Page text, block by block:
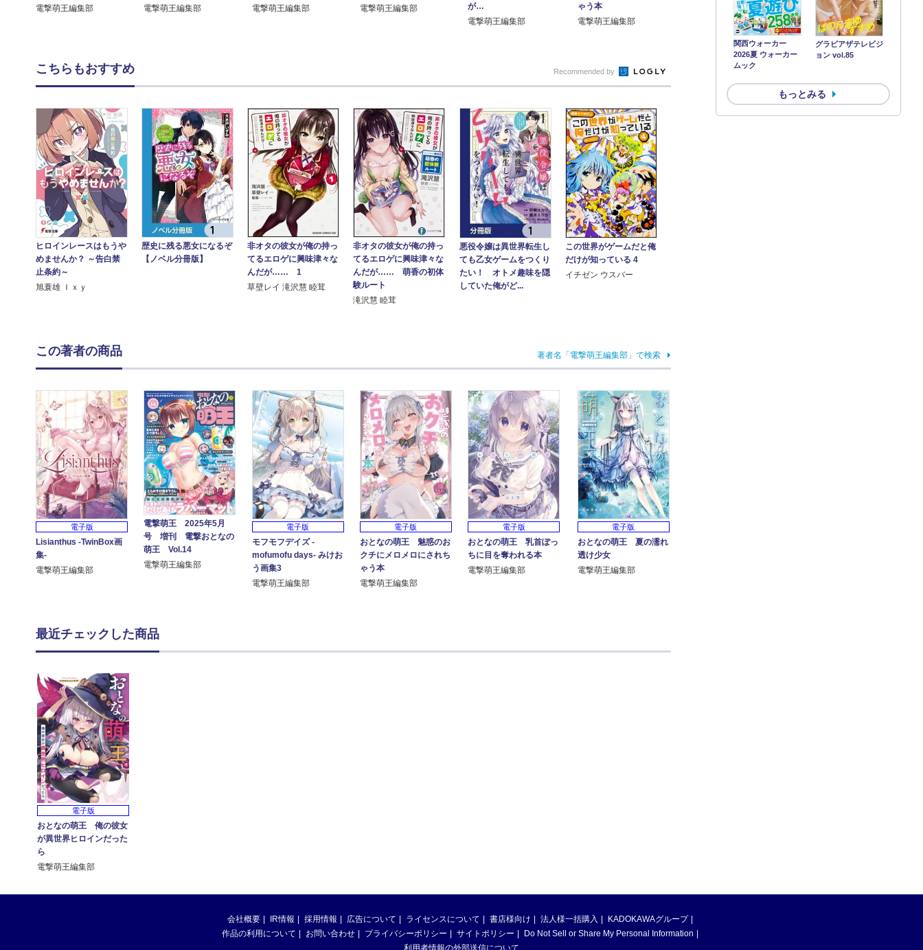
電撃萌王編集部
電撃萌王編集部
電撃萌王編集部
電撃萌王編集部
が…
電撃萌王編集部
ゃう本
電撃萌王編集部
関西ウォーカー
2026夏 ウォーカー
ムック
グラビアザテレビジ
ョン vol.85
もっとみる
こちらもおすすめ Recommended by
ヒロインレースはもうや
めませんか？ ～告白禁
止条約～
旭蓑雄 Ｉｘｙ
歴史に残る悪女になるぞ
【ノベル分冊版】
非オタの彼女が俺の持っ
てるエロゲに興味津々な
んだが…… 1
草壁レイ 滝沢慧 睦茸
非オタの彼女が俺の持っ
てるエロゲに興味津々な
んだが…… 萌香の初体
験ルート
滝沢慧 睦茸
悪役令嬢は異世界転生し
ても乙女ゲームをつくり
たい！ オトメ趣味を隠
していた俺がど...
この世界がゲームだと俺
だけが知っている 4
イチゼン ウスバー
この著者の商品 著者名「電撃萌王編集部」で検索
電子版
Lisianthus -TwinBox画
集-
電撃萌王編集部
電撃萌王 2025年5月
号 増刊 電撃おとなの
萌王 Vol.14
電撃萌王編集部
電子版
モフモフデイズ -
mofumofu days- みけお
う画集3
電撃萌王編集部
電子版
おとなの萌王 魅惑のお
クチにメロメロにされち
ゃう本
電撃萌王編集部
電子版
おとなの萌王 乳首ぽっ
ちに目を奪われる本
電撃萌王編集部
電子版
おとなの萌王 夏の濡れ
透け少女
電撃萌王編集部
最近チェックした商品
電子版
おとなの萌王 俺の彼女
が異世界ヒロインだった
ら
電撃萌王編集部
会社概要 IR情報 採用情報 広告について ライセンスについて 書店様向け 法人様一括購入
KADOKAWAグループ
作品の利用について
お問い合わせ プライバシーポリシー サイトポリシー
Do Not Sell or Share My Personal Information
利用者情報の外部送信について